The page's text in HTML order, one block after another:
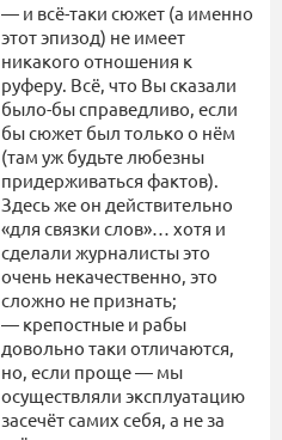
— и всё-таки сюжет (а именно
этот эпизод) не имеет
никакого отношения к
руферу. Всё, что Вы сказали
было-бы справедливо, если
бы сюжет был только о нём
(там уж будьте любезны
придерживаться фактов).
Здесь же он действительно
«для связки слов»… хотя и
сделали журналисты это
очень некачественно, это
сложно не признать;
— крепостные и рабы
довольно таки отличаются,
но, если проще — мы
осуществляли эксплуатацию
засечёт самих себя, а не за